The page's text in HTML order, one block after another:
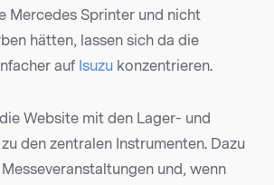
Mercedes Sprinter und nicht
hätten, lassen sich da die
auf Isuzu konzentrieren.
Website mit den Lager- und
den zentralen Instrumenten. Dazu
und, wenn